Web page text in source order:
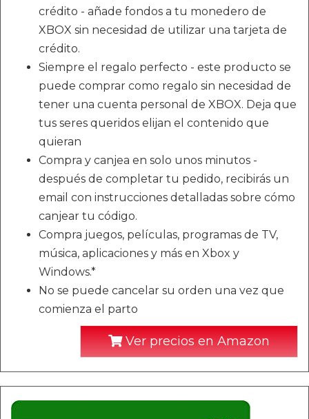
crédito - añade fondos a tu monedero de
XBOX sin necesidad de utilizar una tarjeta de
crédito.
Siempre el regalo perfecto - este producto se
puede comprar como regalo sin necesidad de
tener una cuenta personal de XBOX. Deja que
tus seres queridos elijan el contenido que
quieran
Compra y canjea en solo unos minutos -
después de completar tu pedido, recibirás un
email con instrucciones detalladas sobre cómo
canjear tu código.
Compra juegos, películas, programas de TV,
música, aplicaciones y más en Xbox y
Windows.*
No se puede cancelar su orden una vez que
comienza el parto
Ver precios en Amazon